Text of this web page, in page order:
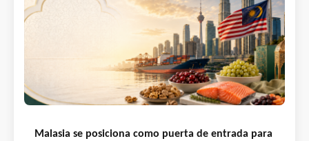
Malasia se posiciona como puerta de entrada para